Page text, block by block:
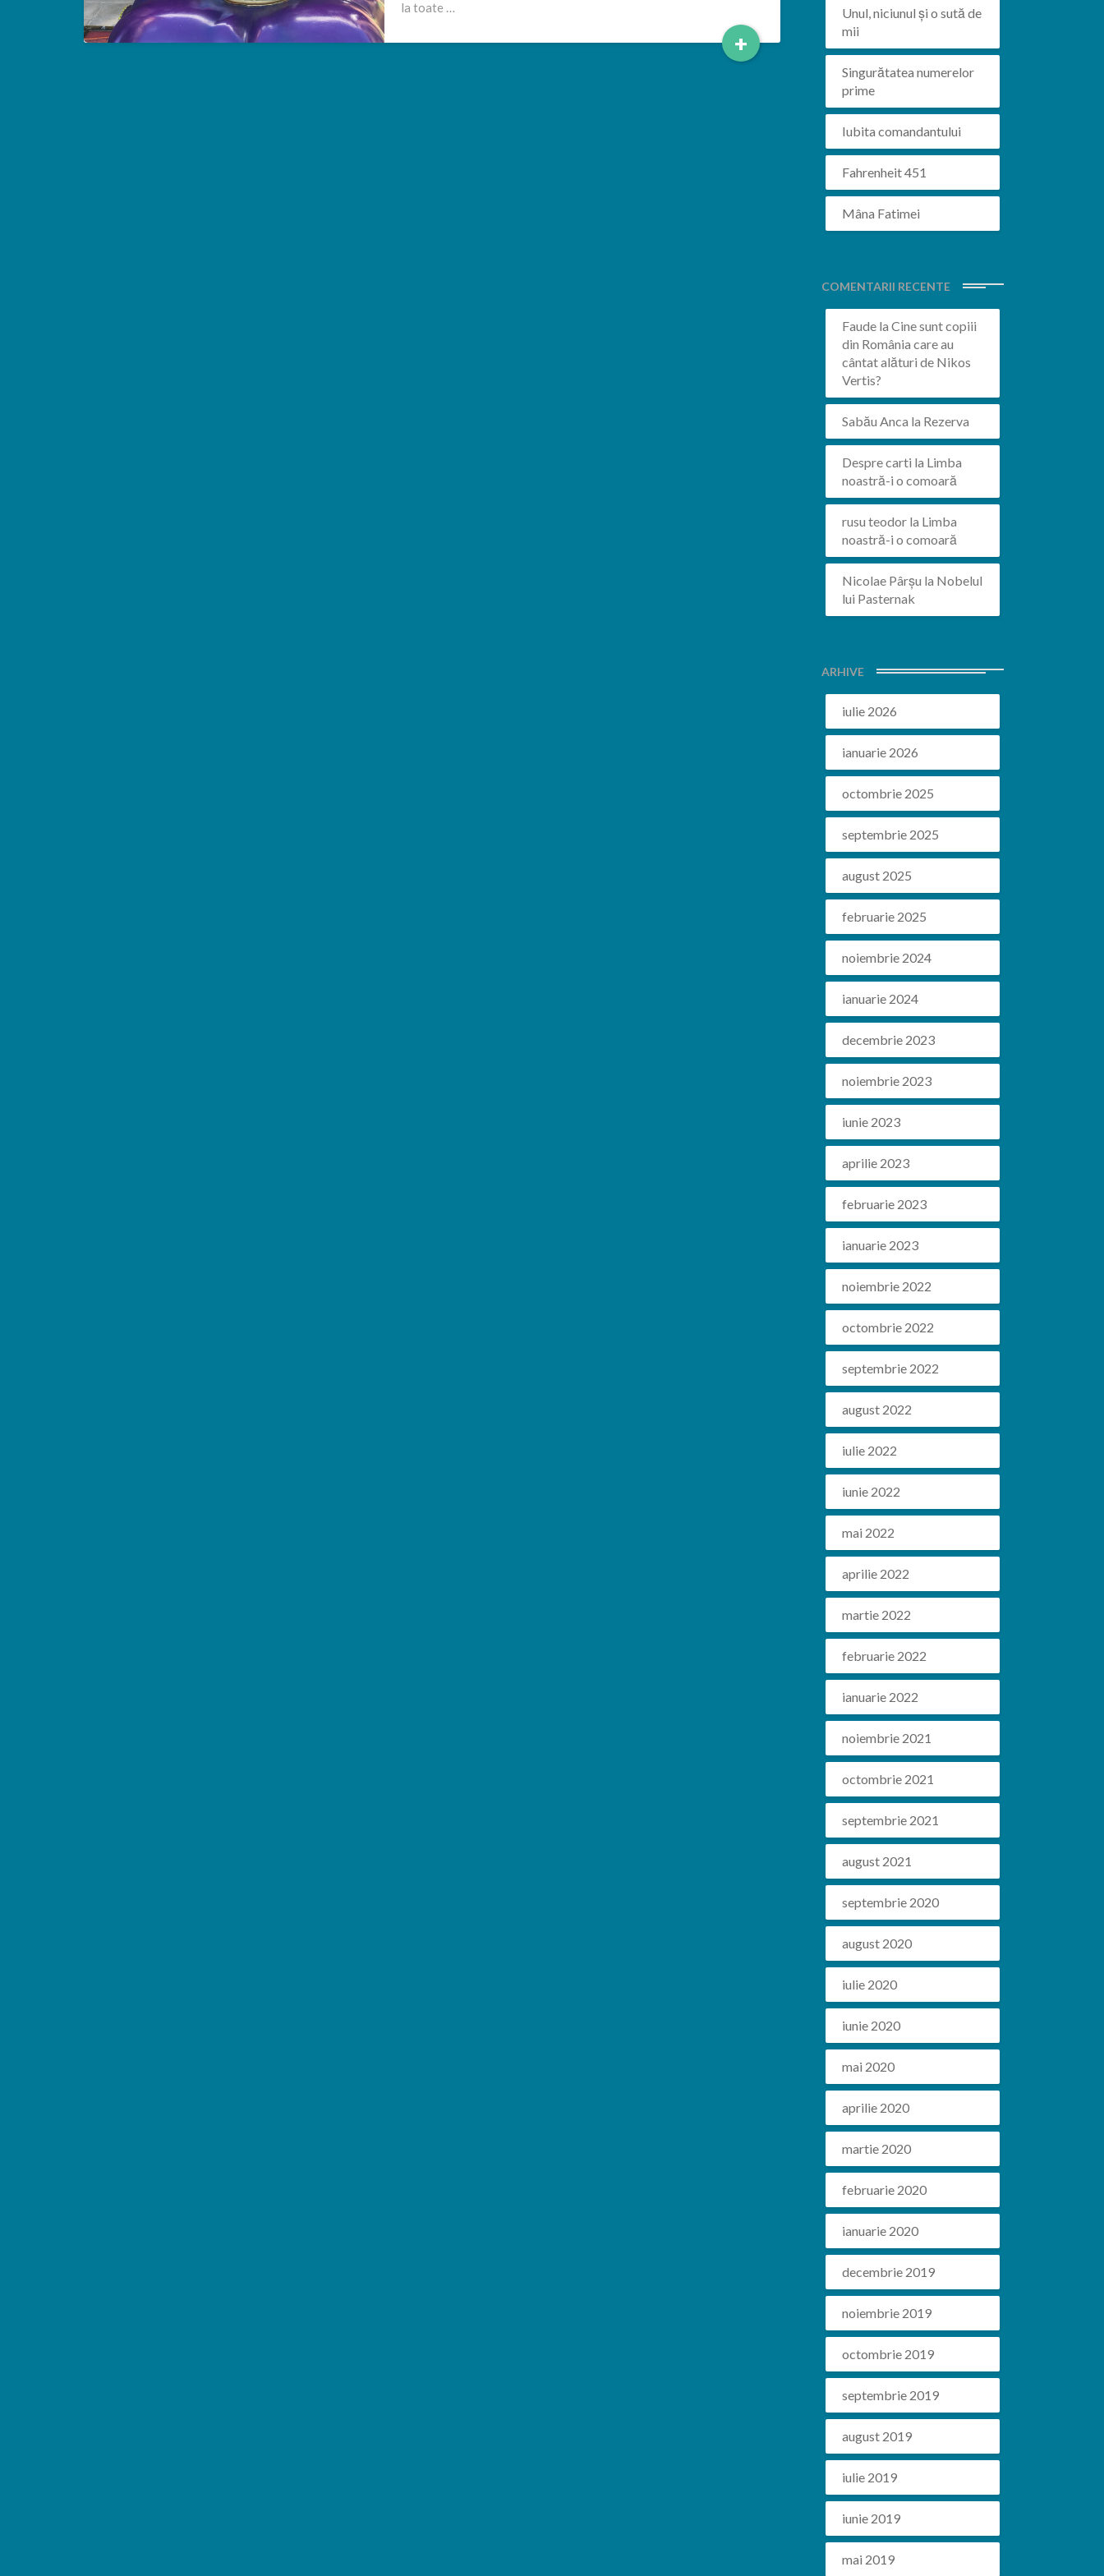
la toate …
+Read
More
Unul, niciunul și o sută de
mii
Singurătatea numerelor
prime
Iubita comandantului
Fahrenheit 451
Mâna Fatimei
COMENTARII RECENTE
Faudela Cine sunt copiii
din România care au
cântat alături de Nikos
Vertis?
Sabău Anca la Rezerva
Despre carti la Limba
noastră-i o comoară
rusu teodorla Limba
noastră-i o comoară
Nicolae Pârșu la Nobelul
lui Pasternak
ARHIVE
iulie 2026
ianuarie 2026
octombrie 2025
septembrie 2025
august 2025
februarie 2025
noiembrie 2024
ianuarie 2024
decembrie 2023
noiembrie 2023
iunie 2023
aprilie 2023
februarie 2023
ianuarie 2023
noiembrie 2022
octombrie 2022
septembrie 2022
august 2022
iulie 2022
iunie 2022
mai 2022
aprilie 2022
martie 2022
februarie 2022
ianuarie 2022
noiembrie 2021
octombrie 2021
septembrie 2021
august 2021
septembrie 2020
august 2020
iulie 2020
iunie 2020
mai 2020
aprilie 2020
martie 2020
februarie 2020
ianuarie 2020
decembrie 2019
noiembrie 2019
octombrie 2019
septembrie 2019
august 2019
iulie 2019
iunie 2019
mai 2019